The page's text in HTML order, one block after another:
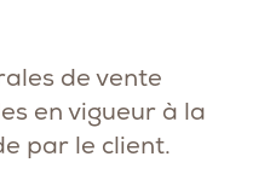
de vente
en vigueur à la
par le client.